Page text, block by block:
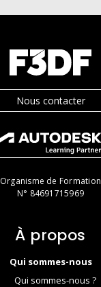
Nous contacter
Organisme de Formation
N° 84691715969
À propos
Qui sommes-nous
Qui sommes-nous ?